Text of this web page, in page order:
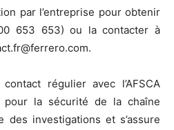
par l’entreprise pour obtenir
653 653) ou la contacter à
régulier avec l’AFSCA
pour la sécurité de la chaîne
des investigations et s’assure